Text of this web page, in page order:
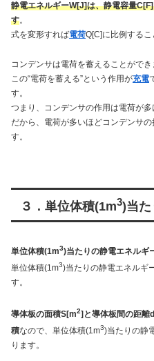
静電エネルギーW[J]は、静電容量
す。
式を変形すれば電荷Q[C]に比例するこ
コンデンサは電荷を蓄えることができ
この“電荷を蓄える”という作用が充電
す。
つまり、コンデンサの作用は電荷が多
だから、電荷が多いほどコンデンサ
す。
３．単位体積(1m3)当た
単位体積(1m3)当たりの静電エネルギ
単位体積(1m3)当たりの静電エネルギ
す。
導体板の面積S[m2]と導体板間の距離
積なので、単位体積(1m3)当たりの静
ります。